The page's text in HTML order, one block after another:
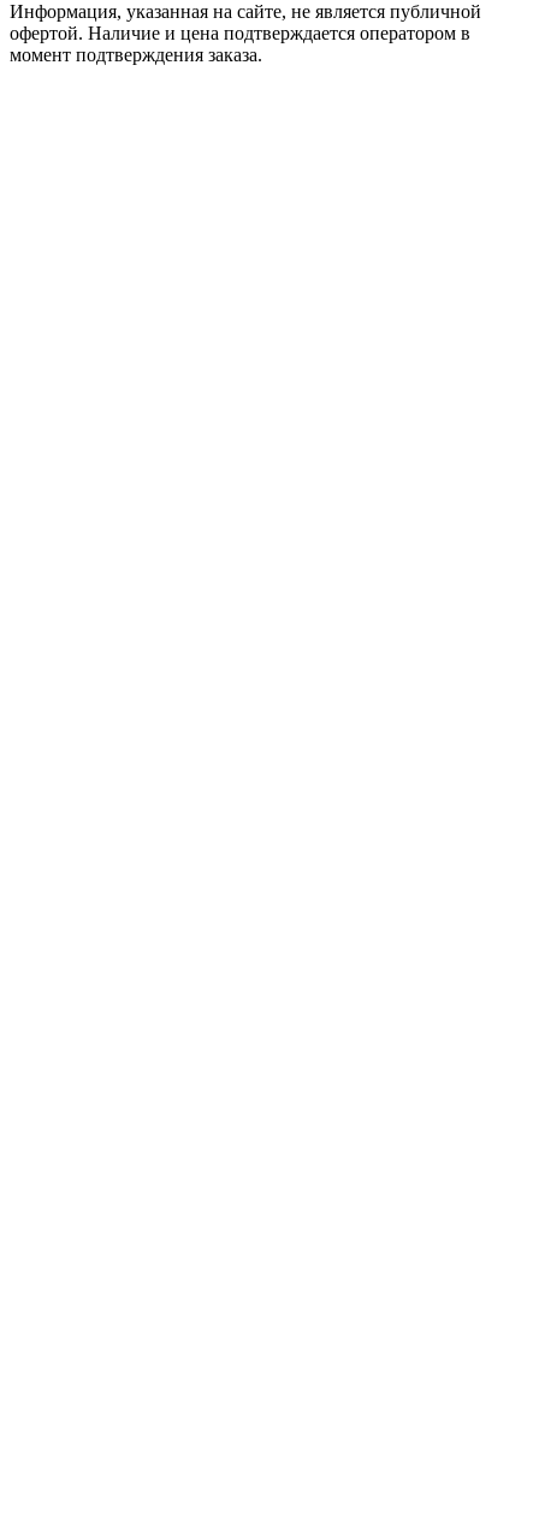
Информация, указанная на сайте, не является публичной
офертой. Наличие и цена подтверждается оператором в
момент подтверждения заказа.